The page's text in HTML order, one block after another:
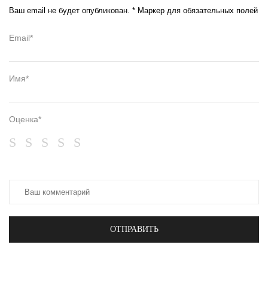
Ваш email не будет опубликован. * Маркер для обязательных полей
Email*
Имя*
Оценка*
ОТПРАВИТЬ